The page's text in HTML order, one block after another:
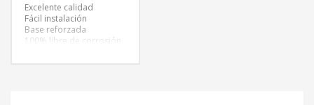
Excelente calidad
Fácil instalación
Base reforzada
100% libre de corrosión